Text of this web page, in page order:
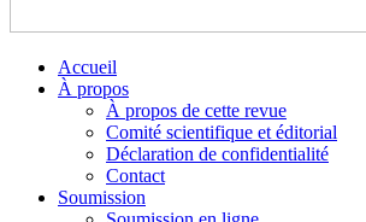
Accueil
À propos
À propos de cette revue
Comité scientifique et éditorial
Déclaration de confidentialité
Contact
Soumission